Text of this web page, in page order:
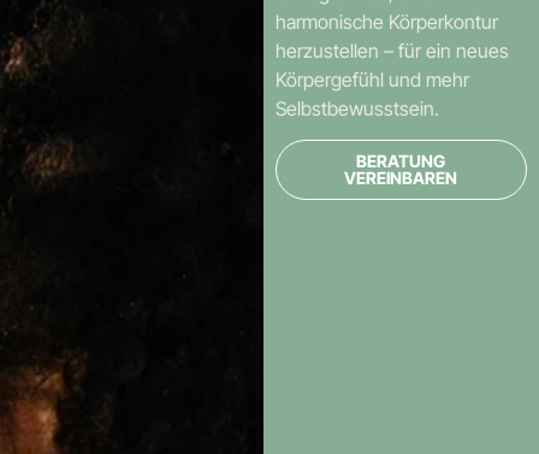
harmonische Körperkontur
herzustellen – für ein neues
Körpergefühl und mehr
Selbstbewusstsein.
BERATUNG
VEREINBAREN